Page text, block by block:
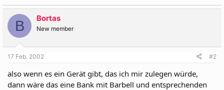
B Bortas
New member
17 Feb. 2002 #2
also wenn es ein Gerät gibt, das ich mir zulegen würde,
dann wäre das eine Bank mit Barbell und entsprechenden